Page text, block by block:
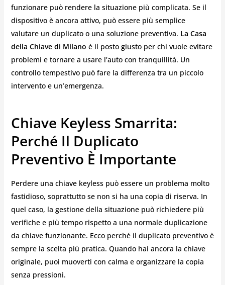
funzionare può rendere la situazione più complicata. Se il
dispositivo è ancora attivo, può essere più semplice
valutare un duplicato o una soluzione preventiva. La Casa
della Chiave di Milano è il posto giusto per chi vuole evitare
problemi e tornare a usare l’auto con tranquillità. Un
controllo tempestivo può fare la differenza tra un piccolo
intervento e un’emergenza.
Chiave Keyless Smarrita:
Perché Il Duplicato
Preventivo È Importante
Perdere una chiave keyless può essere un problema molto
fastidioso, soprattutto se non si ha una copia di riserva. In
quel caso, la gestione della situazione può richiedere più
verifiche e più tempo rispetto a una normale duplicazione
da chiave funzionante. Ecco perché il duplicato preventivo è
sempre la scelta più pratica. Quando hai ancora la chiave
originale, puoi muoverti con calma e organizzare la copia
senza pressioni.